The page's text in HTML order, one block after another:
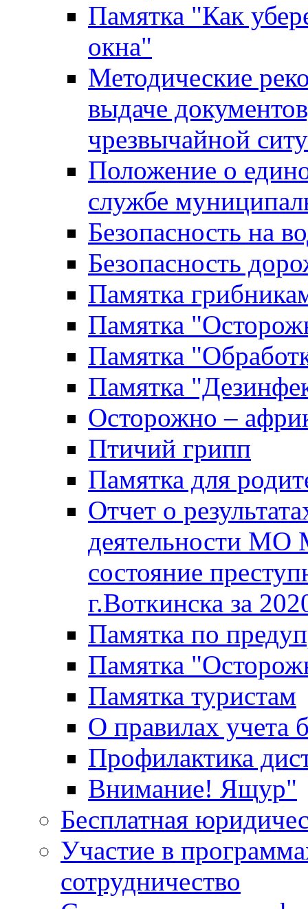
Памятка "Как
окна"
Методические
выдаче
чрезвычайной
Положение о
службе
Безопасность на
Безопасность
Памятка
Памятка
Памятка
Памятка
Осторожно –
Птичий грипп
Памятка для
Отчет о
деятельности МО
состояние
г.Воткинска за
Памятка по
Памятка
Памятка туристам
О правилах учета
Профилактика
Внимание! Ящур"
Бесплатная
Участие в
сотрудничество